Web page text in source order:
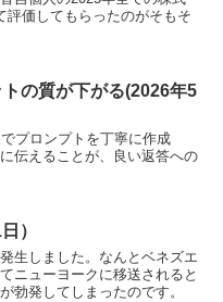
価してもらったのがそもそ
の質が下がる(2026年5
プロンプトを丁寧に作成
伝えることが、良い返答への
）
生しました。なんとベネズエ
ニューヨークに移送されると
勃発してしまったのです。